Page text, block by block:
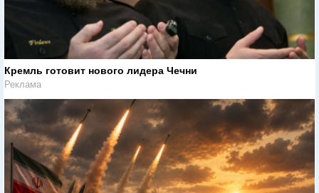
Кремль готовит нового лидера Чечни
Реклама